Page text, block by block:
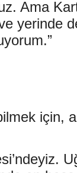
Ama
yerinde
için,